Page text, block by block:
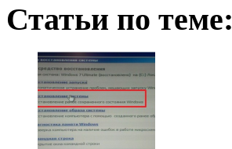
Статьи по теме: